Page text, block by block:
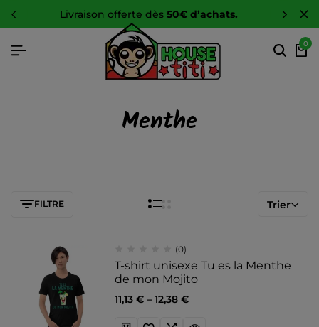
livraison offerte dès 50€ d’achats.
0
Menthe
FILTRE Trier
(0)
T-shirt unisexe Tu es la Menthe
de mon Mojito
11,13€ –12,38€